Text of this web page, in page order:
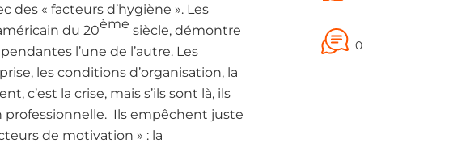
0
des « facteurs d’hygiène ». Les
du 20ème siècle, démontre
l’une de l’autre. Les
les conditions d’organisation, la
c’est la crise, mais s’ils sont là, ils
professionnelle. Ils empêchent juste
de motivation » : la